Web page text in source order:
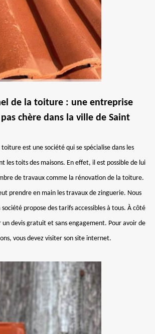
de la toiture : une entreprise
chère dans la ville de Saint
toiture est une société qui se spécialise dans les
les toits des maisons. En effet, il est possible de lui
de travaux comme la rénovation de la toiture.
prendre en main les travaux de zinguerie. Nous
propose des tarifs accessibles à tous. À côté
devis gratuit et sans engagement. Pour avoir de
vous devez visiter son site internet.